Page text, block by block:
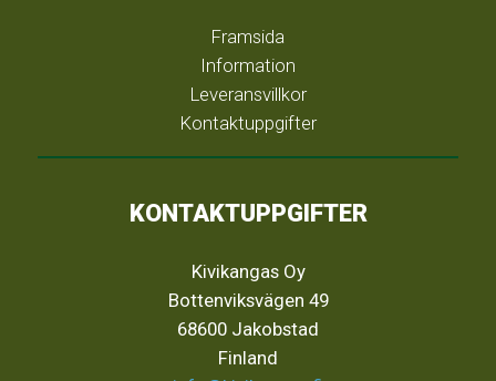
Framsida
Information
Leveransvillkor
Kontaktuppgifter
KONTAKTUPPGIFTER
Kivikangas Oy
Bottenviksvägen 49
68600 Jakobstad
Finland